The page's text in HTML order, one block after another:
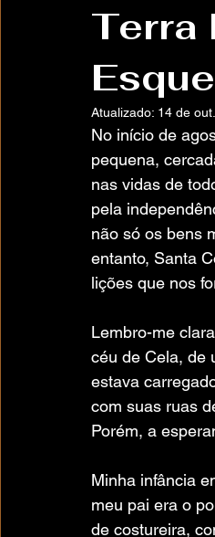
Versos Da Alma
About ElmiroChaves O
Terra
Atualizado: 14 de
No início de
pequena,
nas vidas de
pela
não só os bens
entanto, Santa
lições que nos
Lembro-me
céu de Cela, de
estava
com suas ruas
Porém, a
Minha infância
meu pai era o
de costureira,